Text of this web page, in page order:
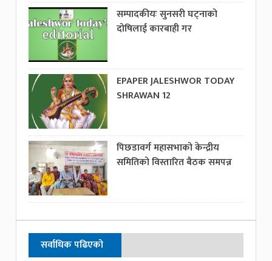
सम्पादकीयः सुनसरी घट्नाको
दोषिलाई कारबाही गर
EPAPER JALESHWOR TODAY
SHRAWAN 12
पिछडावर्ग महासभाको केन्द्रीय
समितिको विस्तारित बैठक समपन्न
सर्वाधिक पढिएको